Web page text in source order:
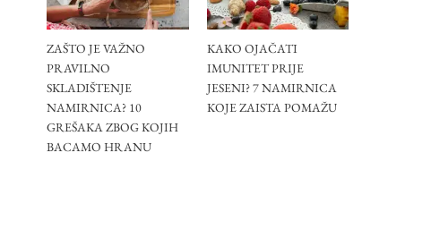
ZAŠTO JE VAŽNO
PRAVILNO
SKLADIŠTENJE
NAMIRNICA? 10
GREŠAKA ZBOG KOJIH
BACAMO HRANU
KAKO OJAČATI
IMUNITET PRIJE
JESENI? 7 NAMIRNICA
KOJE ZAISTA POMAŽU